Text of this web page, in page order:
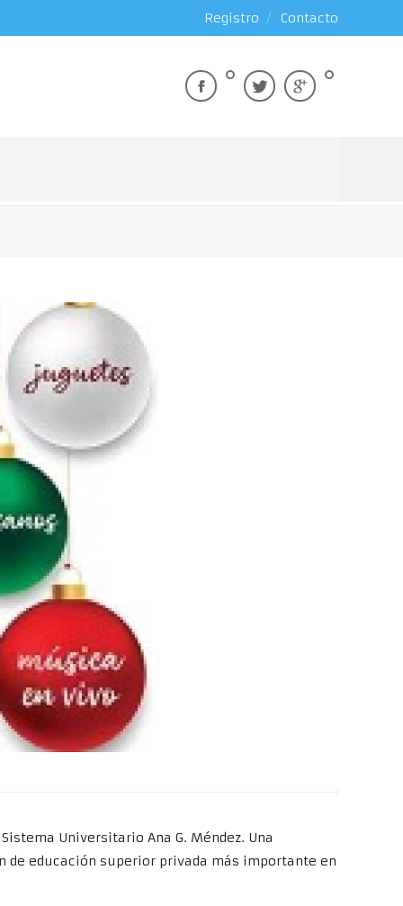
Registro Contacto
Sistema Universitario Ana G. Méndez. Una
de educación superior privada más importante en